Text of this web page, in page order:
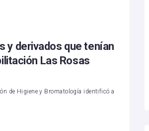
y derivados que tenían
Las Rosas
de Higiene y Bromatología identificó a